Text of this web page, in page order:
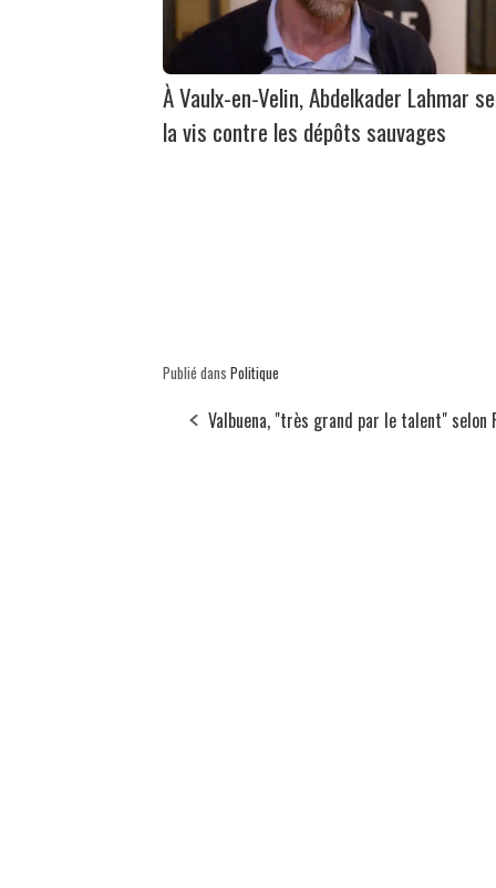
À Vaulx-en-Velin, Abdelkader Lahmar
la vis contre les dépôts sauvages
Publié dans Politique
Valbuena, "très grand par le talent" selon